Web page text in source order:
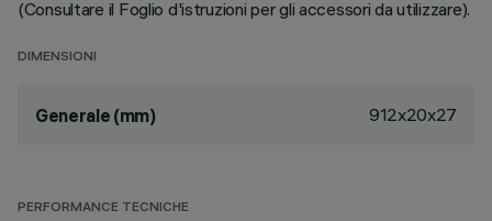
(Consultare il Foglio d'istruzioni per gli accessori da utilizzare).
DIMENSIONI
Generale (mm) 912x20x27
PERFORMANCE TECNICHE